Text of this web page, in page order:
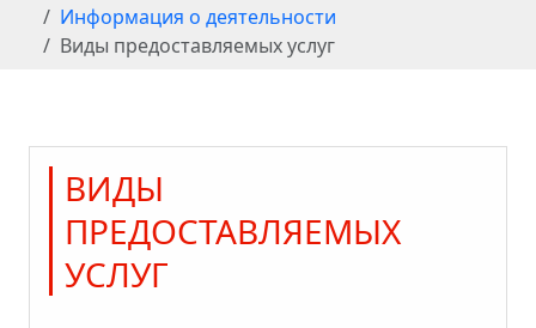
Информация о деятельности
Виды предоставляемых услуг
ВИДЫ
ПРЕДОСТАВЛЯЕМЫХ
УСЛУГ